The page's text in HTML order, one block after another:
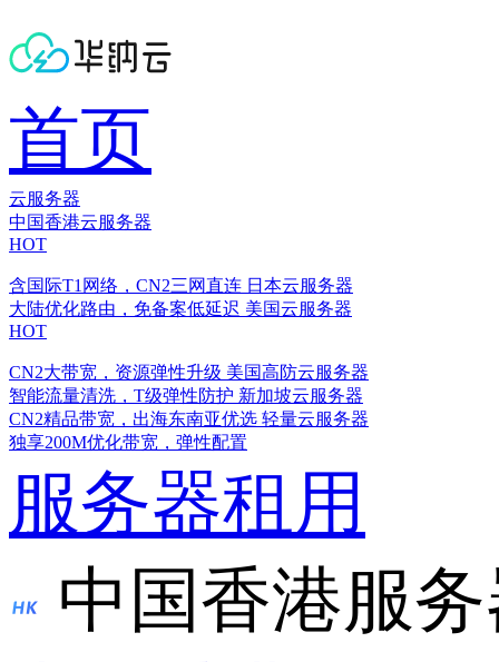
首页
云服务器
中国香港云服务器
HOT
含国际T1网络，CN2三网直连 日本云服务器
大陆优化路由，免备案低延迟 美国云服务器
HOT
CN2大带宽，资源弹性升级 美国高防云服务器
智能流量清洗，T级弹性防护 新加坡云服务器
CN2精品带宽，出海东南亚优选 轻量云服务器
独享200M优化带宽，弹性配置
服务器租用
中国香港服